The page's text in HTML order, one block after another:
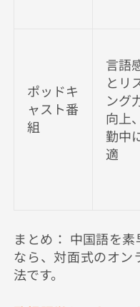
ポッドキ
ャスト番
組
言語
とリ
ング
向上
勤中
適
まとめ： 中国語を
なら、対面式のオン
法です。